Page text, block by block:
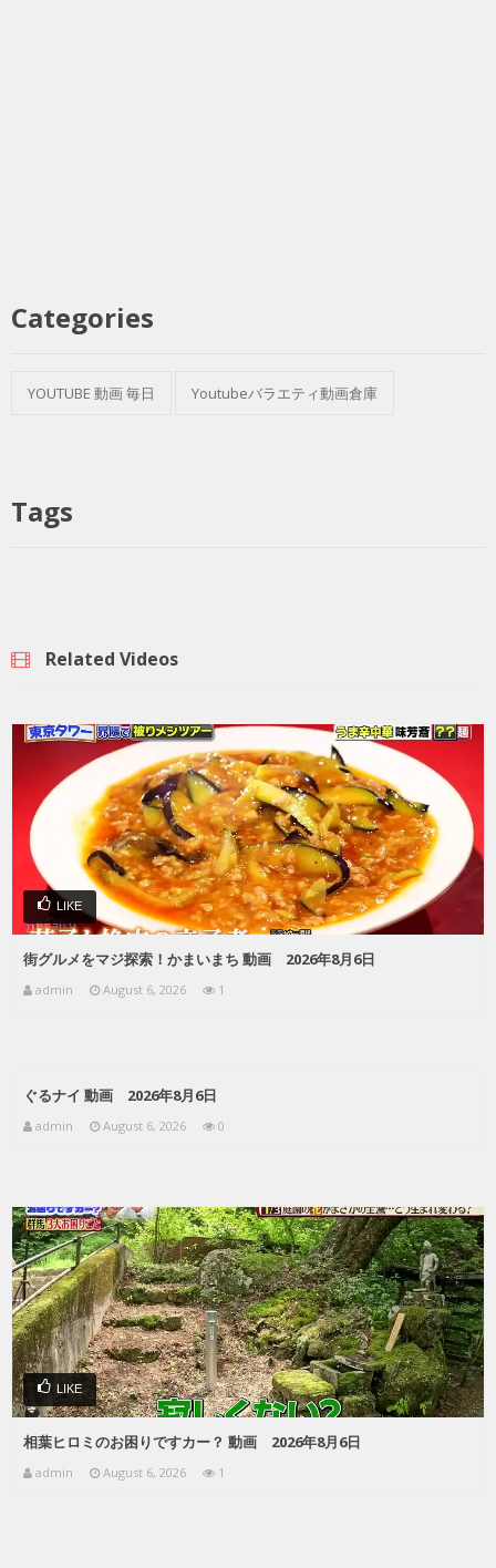
Categories
YOUTUBE 動画 毎日 Youtubeバラエティ動画倉庫
Tags
Related Videos
LIKE
街グルメをマジ探索！かまいまち 動画 2026年8月6日
admin August 6, 2026 1
ぐるナイ 動画 2026年8月6日
admin August 6, 2026 0
LIKE
相葉ヒロミのお困りですカー？ 動画 2026年8月6日
admin August 6, 2026 1